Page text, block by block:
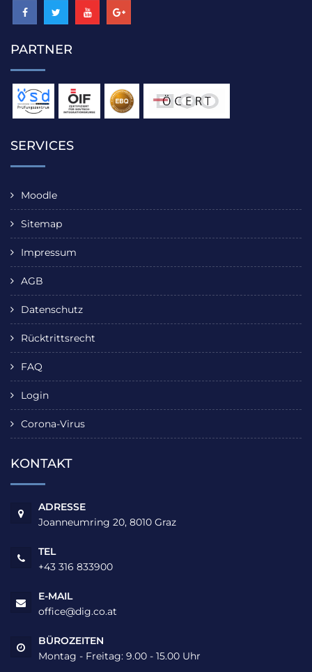
PARTNER
SERVICES
Moodle
Sitemap
Impressum
AGB
Datenschutz
Rücktrittsrecht
FAQ
Login
Corona-Virus
KONTAKT
ADRESSE
Joanneumring 20, 8010 Graz
TEL
+43 316 833900
E-MAIL
office@dig.co.at
BÜROZEITEN
Montag - Freitag: 9.00 - 15.00 Uhr